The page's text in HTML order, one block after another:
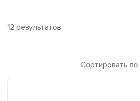
12 результатов
Сортировать по